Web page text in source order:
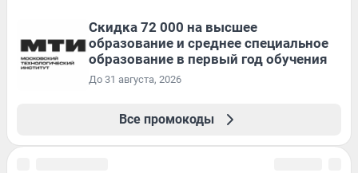
Скидка 72 000 на высшее
образование и среднее специальное
образование в первый год обучения
До 31 августа, 2026
Все промокоды